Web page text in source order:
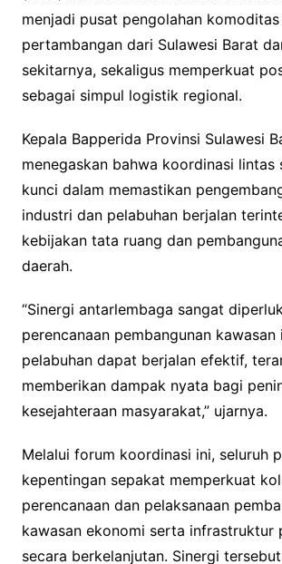
menjadi pusat pengolahan
pertambangan dari Sulawesi Barat
sekitarnya, sekaligus memperkuat
sebagai simpul logistik regional.
Kepala Bapperida Provinsi Sulawesi
menegaskan bahwa koordinasi lintas
kunci dalam memastikan
industri dan pelabuhan berjalan
kebijakan tata ruang dan
daerah.
“Sinergi antarlembaga sangat
perencanaan pembangunan
pelabuhan dapat berjalan efektif,
memberikan dampak nyata bagi
kesejahteraan masyarakat,” ujarnya.
Melalui forum koordinasi ini, seluruh
kepentingan sepakat memperkuat
perencanaan dan pelaksanaan
kawasan ekonomi serta infrastruktur
secara berkelanjutan. Sinergi